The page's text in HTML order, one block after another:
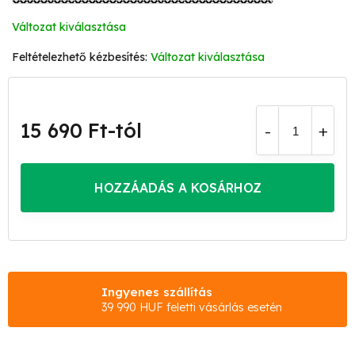
Változat kiválasztása
Változat kiválasztása
15 690 Ft-tól
HOZZÁADÁS A KOSÁRHOZ
Ingyenes szállítás
39 990 HUF feletti vásárlás esetén